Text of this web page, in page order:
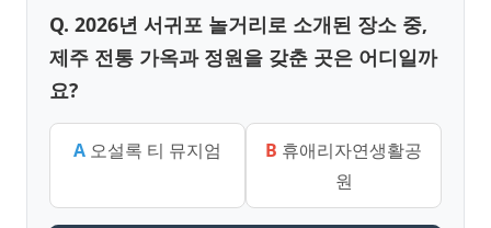
Q. 2026년 서귀포 놀거리로 소개된 장소 중,
제주 전통 가옥과 정원을 갖춘 곳은 어디일까
요?
A 오설록 티 뮤지엄 B 휴애리자연생활공
원